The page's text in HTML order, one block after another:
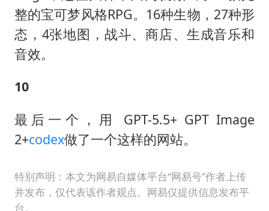
整的宝可梦风格RPG。16种生物，27种形
态，4张地图，战斗、商店、生成音乐和
音效。
10
最后一个，用 GPT-5.5+ GPT Image
2+codex做了一个这样的网站。
特别声明：本文为网易自媒体平台“网易号”作者上传
并发布，仅代表该作者观点。网易仅提供信息发布平
台。